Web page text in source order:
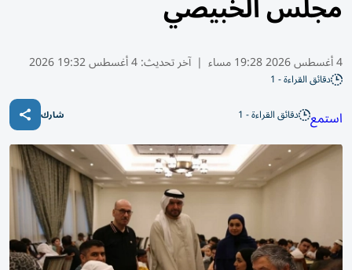
4 أغسطس 2026 19:28 مساء | آخر تحديث:4 أغسطس 19:32 2026
دقائق القراءة - 1
استمع دقائق القراءة - 1 شارك